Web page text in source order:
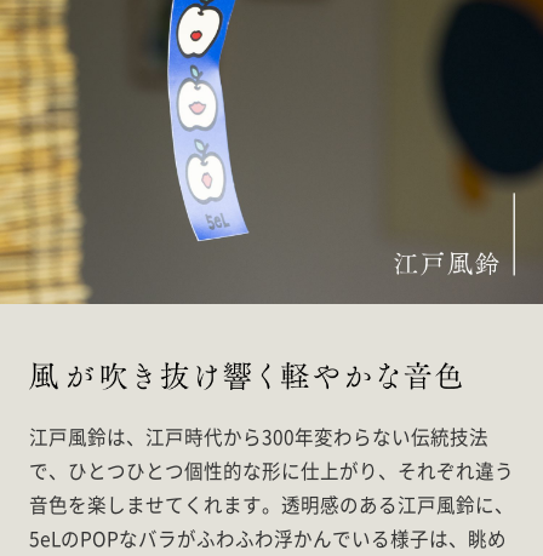
江戸風鈴は、江戸時代から300年変わらない伝統技法
で、ひとつひとつ個性的な形に仕上がり、それぞれ違う
音色を楽しませてくれます。透明感のある江戸風鈴に、
5eLのPOPなバラがふわふわ浮かんでいる様子は、眺め